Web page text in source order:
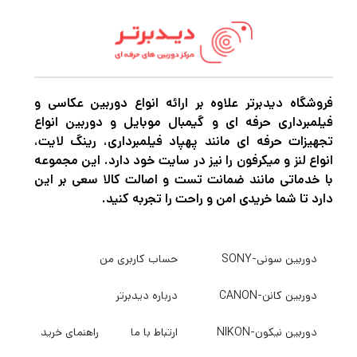
سیستم‌های TTL سازگار است و بسیاری از
عملکردها و ویژگی‌های پیشرفته را پشتیبانی
می‌کند. همچنین دارای سیستم رادیویی بی‌سیم
Godox X است که عملکرد TTL اصلی و برده را از
راه دور ارائه می‌کند. علاوه بر این، فلاش قدرتمند
و همه کاره است و دارای شماره راهنمای 197 اینچ
در ISO 100 و 200 میلی متر به همراه محدوده
زوم 20-200 میلی متر است. و این فلاش یک
که شارژ سریع را با ظرفیت تا 480 فلاش تمام توان
تضمین می کند.
برای عملکرد کلی، Ving V860III دارای قابلیت‌های
فروشگاه دیدبرتر علاوه بر ارائه انواع دوربین عکاسی و
فیلمبرداری حرفه ای و گیمبال موبایل و دوربین انواع
تجهیزات حرفه ای مانند پهپاد فیلمبرداری، رینگ لایت،
انواع لنز و میکرفون را نیز در سایت خود دارد. این مجموعه
با خدماتی مانند ضمانت تست و اصالت کالا سعی بر این
دارد تا شما خریدی امن و راحت را تجربه کنید.
دوربین سونی-SONY
دوربین کانن-CANON
دوربین نیکون-NIKON
حساب کاربری من
درباره دیدبرتر
ارتباط با ما راهنمای خرید